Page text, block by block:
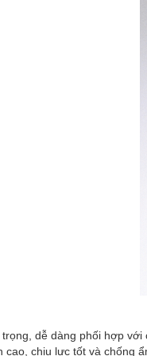
dễ dàng phối hợp với
cao, chịu lực tốt và chống